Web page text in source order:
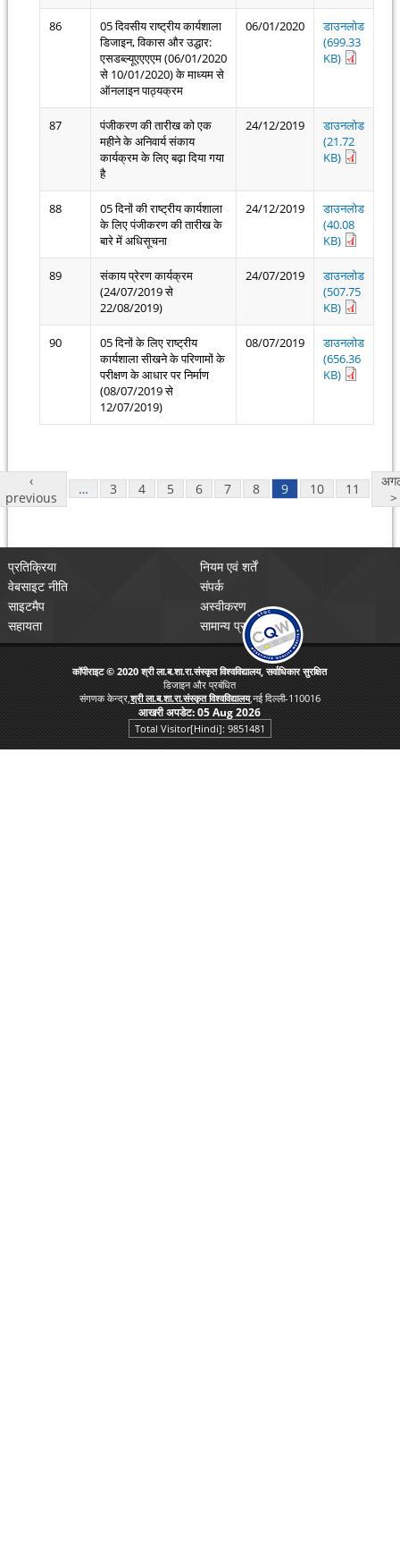
86
05 दिवसीय राष्ट्रीय कार्यशाला
डिजाइन, विकास और उद्धार:
एसडब्ल्यूएएएएम (06/01/2020
से 10/01/2020) के माध्यम से
ऑनलाइन पाठ्यक्रम
06/01/2020
डाउनलोड
(699.33
KB)
87
पंजीकरण की तारीख को एक
महीने के अनिवार्य संकाय
कार्यक्रम के लिए बढ़ा दिया गया
है
24/12/2019
डाउनलोड
(21.72
KB)
88
05 दिनों की राष्ट्रीय कार्यशाला
के लिए पंजीकरण की तारीख के
बारे में अधिसूचना
24/12/2019
डाउनलोड
(40.08
KB)
89
संकाय प्रेरण कार्यक्रम
(24/07/2019 से
22/08/2019)
24/07/2019
डाउनलोड
(507.75
KB)
90
05 दिनों के लिए राष्ट्रीय
कार्यशाला सीखने के परिणामों के
परीक्षण के आधार पर निर्माण
(08/07/2019 से
12/07/2019)
08/07/2019
डाउनलोड
(656.36
KB)
Pages
‹
previous
… 3 4 5 6 7 8 9 10 11
>
प्रतिक्रिया
नियम एवं शर्तें
वेबसाइट नीति
संपर्क
साइटमैप
अस्वीकरण
सहायता
सामान्य प्रश्न
कॉपीराइट © 2020 श्री ला.ब.शा.रा.संस्कृत विश्वविद्यालय, सर्वाधिकार सुरक्षित
डिजाइन और प्रबंधित
संगणक केन्द्र,श्री ला.ब.शा.रा.संस्कृत विश्वविद्यालय,नई दिल्ली-110016
आखरी अपडेट:05 Aug 2026
Total Visitor[Hindi]: 9851481